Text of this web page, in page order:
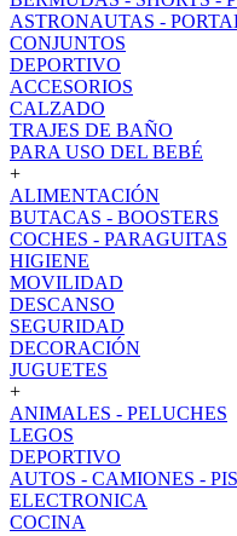
ASTRONAUTAS -
CONJUNTOS
DEPORTIVO
ACCESORIOS
CALZADO
TRAJES DE BAÑO
PARA USO DEL BEBÉ
+
ALIMENTACIÓN
BUTACAS - BOOSTERS
COCHES - PARAGUITAS
HIGIENE
MOVILIDAD
DESCANSO
SEGURIDAD
DECORACIÓN
JUGUETES
+
ANIMALES - PELUCHES
LEGOS
DEPORTIVO
AUTOS - CAMIONES -
ELECTRONICA
COCINA